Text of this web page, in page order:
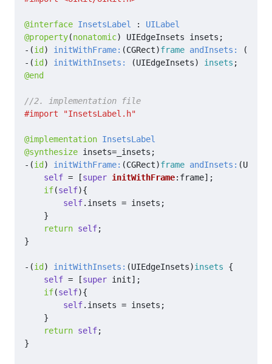
@interface InsetsLabel : UILabel
@property(nonatomic) UIEdgeInsets insets ;
-(id ) initWithFrame: (CGRect)frame andInsets: (
-(id ) initWithInsets: (UIEdgeInsets) insets ;
@end
@implementation InsetsLabel
@synthesize insets= _insets ;
-(id ) initWithFrame: (CGRect)frame andInsets: (
self = [super initWithFrame: frame];
if(self){
self. insets = insets ;
}
return self;
}
-(id ) initWithInsets: (UIEdgeInsets)insets
{
self = [super init];
if(self){
self. insets = insets ;
}
return self;
}